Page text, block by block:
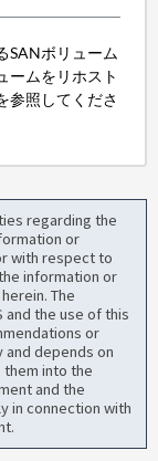
SANボリューム
ームをリホスト
参照してくださ
regarding the
or
with respect to
information or
The
and the use of this
or
depends on
into the
and the
in connection with